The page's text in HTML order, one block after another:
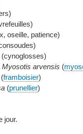
oseille, patience)
(cynoglosses)
Myosotis arvensis (
(framboisier)
(prunellier)
jour.